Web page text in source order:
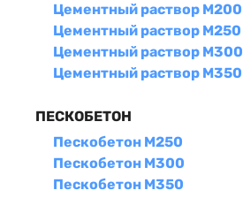
Цементный раствор М200
Цементный раствор М250
Цементный раствор М300
Цементный раствор М350
ПЕСКОБЕТОН
Пескобетон М250
Пескобетон М300
Пескобетон М350